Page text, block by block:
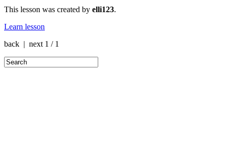
This lesson was created by elli123.
Learn lesson
back | next 1 / 1